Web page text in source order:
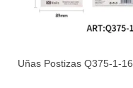
Uñas Postizas Q375-1-16